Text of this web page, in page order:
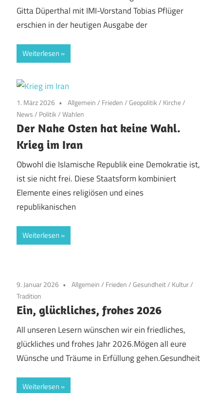
Gitta Düperthal mit IMI-Vorstand Tobias Pflüger
erschien in der heutigen Ausgabe der
Weiterlesen
1. März 2026 Allgemein/ Frieden/Geopolitik/ Kirche/
News/ Politik/Wahlen
Der Nahe Osten hat keine Wahl.
Krieg im Iran
Obwohl die Islamische Republik eine Demokratie ist,
ist sie nicht frei. Diese Staatsform kombiniert
Elemente eines religiösen und eines
republikanischen
Weiterlesen
9. Januar 2026 Allgemein/ Frieden/Gesundheit/ Kultur/
Tradition
Ein, glückliches, frohes 2026
All unseren Lesern wünschen wir ein friedliches,
glückliches und frohes Jahr 2026.Mögen all eure
Wünsche und Träume in Erfüllung gehen.Gesundheit
Weiterlesen